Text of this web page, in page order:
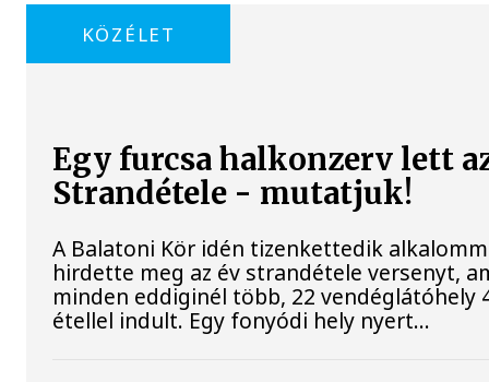
KÖZÉLET
Egy furcsa halkonzerv lett
Strandétele - mutatjuk!
A Balatoni Kör idén tizenkettedik
hirdette meg az év strandétele versenyt,
minden eddiginél több, 22 vendéglátóhely
étellel indult. Egy fonyódi hely nyert...